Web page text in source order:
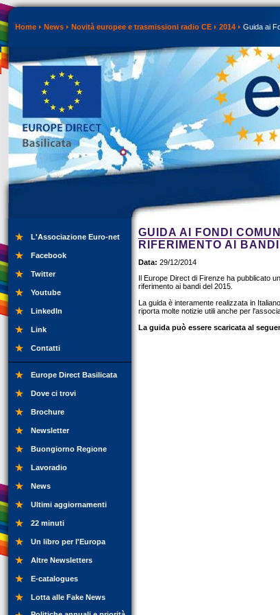
Home News Novità europee e trasmissioni radio CE 2014 Guida ai
L'Associazione Euro-net
Facebook
Twitter
Youtube
LinkedIn
Link
Contatti
Europe Direct Basilicata
Dove ci trovi
Brochure
Newsletter
Buongiorno Regione
Lavoradio
News
Ultimi aggiornamenti
22 minuti
Un libro per l'Europa
Altre Newsletters
E-catalogues
Lotta alle Fake News
GUIDA AI FONDI
RIFERIMENTO AI
Data: 29/12/2014
Il Europe Direct di Firenze ha pubblicato
riferimento ai bandi del 2015.
La guida è interamente realizzata in
riporta molte notizie utili anche per
La guida può essere scaricata al